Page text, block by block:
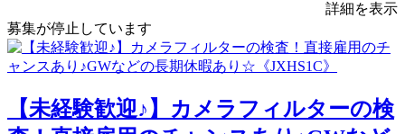
詳細を表示
募集が停止しています
【未経験歓迎♪】カメラフィルターの検